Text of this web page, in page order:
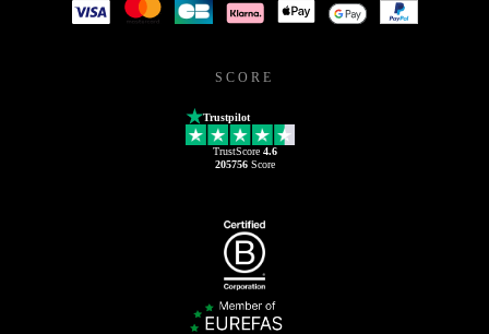
SCORE
Trustpilot
TrustScore 4.6
205756Score